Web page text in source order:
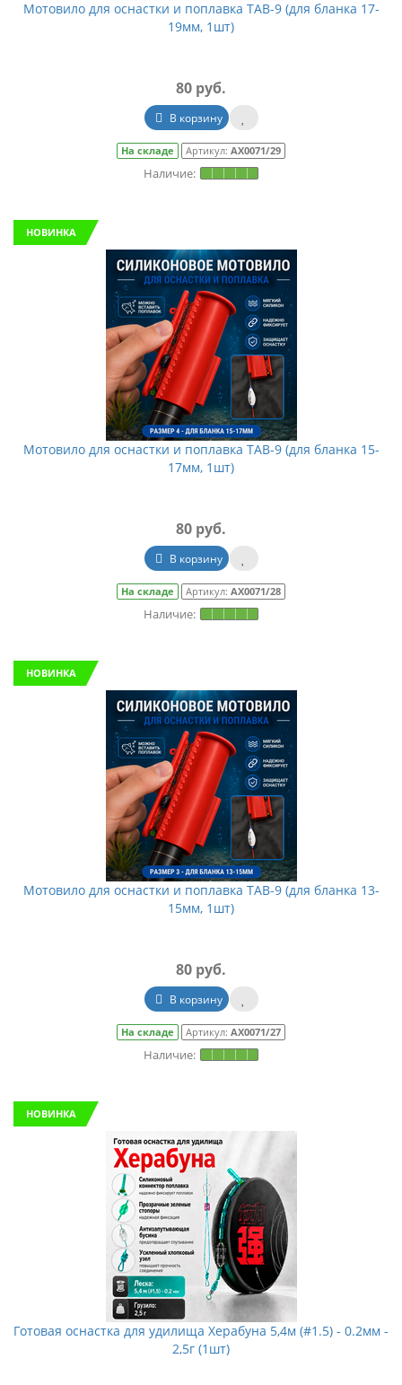
Мотовило для оснастки и поплавка TAB-9 (для бланка 17-
19мм, 1шт)
80 руб.
В корзину
На складе Артикул: АХ0071/29
НОВИНКА
Мотовило для оснастки и поплавка TAB-9 (для бланка 15-
17мм, 1шт)
80 руб.
В корзину
На складе Артикул: АХ0071/28
НОВИНКА
Мотовило для оснастки и поплавка TAB-9 (для бланка 13-
15мм, 1шт)
80 руб.
В корзину
На складе Артикул: АХ0071/27
НОВИНКА
Готовая оснастка для удилища Херабуна 5,4м (#1.5) - 0.2мм -
2,5г (1шт)